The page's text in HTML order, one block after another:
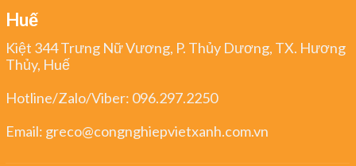
Huế
Kiệt 344 Trưng Nữ Vương, P. Thủy Dương, TX. Hương
Thủy, Huế
Hotline/Zalo/Viber: 096.297.2250
Email: greco@congnghiepvietxanh.com.vn